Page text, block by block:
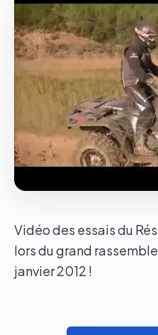
Actualités
Le groupe
Contact
Vidéo des essais du
lors du grand
janvier 2012 !